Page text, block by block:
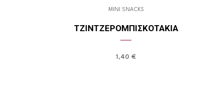
MINI SNACKS
ΤΖΙΝΤΖΕΡΟΜΠΙΣΚΟΤΆΚΙΑ
1,40€